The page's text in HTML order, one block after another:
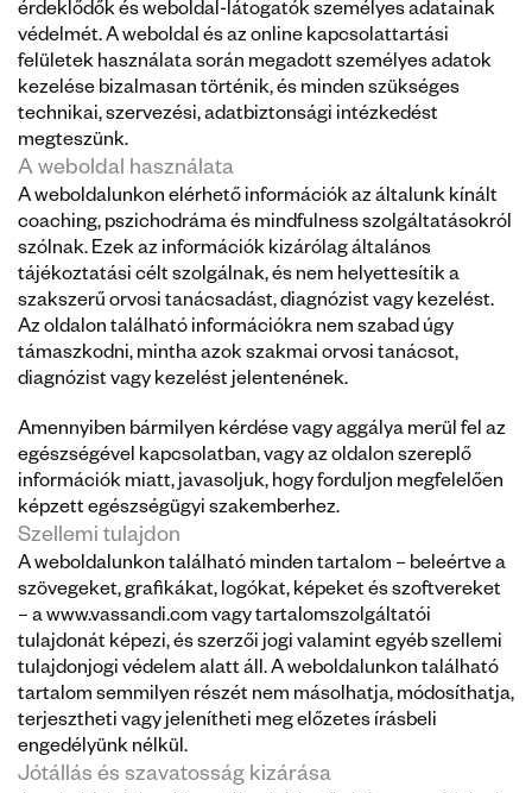
érdeklődők és weboldal-látogatók személyes adatainak
védelmét. A weboldal és az online kapcsolattartási
felületek használata során megadott személyes adatok
kezelése bizalmasan történik, és minden szükséges
technikai, szervezési, adatbiztonsági intézkedést
megteszünk.
A weboldal használata
A weboldalunkon elérhető információk az általunk kínált
coaching, pszichodráma és mindfulness szolgáltatásokról
szólnak. Ezek az információk kizárólag általános
tájékoztatási célt szolgálnak, és nem helyettesítik a
szakszerű orvosi tanácsadást, diagnózist vagy kezelést.
Az oldalon található információkra nem szabad úgy
támaszkodni, mintha azok szakmai orvosi tanácsot,
diagnózist vagy kezelést jelentenének.
Amennyiben bármilyen kérdése vagy aggálya merül fel az
egészségével kapcsolatban, vagy az oldalon szereplő
információk miatt, javasoljuk, hogy forduljon megfelelően
képzett egészségügyi szakemberhez.
Szellemi tulajdon
A weboldalunkon található minden tartalom – beleértve a
szövegeket, grafikákat, logókat, képeket és szoftvereket
– a www.vassandi.com vagy tartalomszolgáltatói
tulajdonát képezi, és szerzői jogi valamint egyéb szellemi
tulajdonjogi védelem alatt áll. A weboldalunkon található
tartalom semmilyen részét nem másolhatja, módosíthatja,
terjesztheti vagy jelenítheti meg előzetes írásbeli
engedélyünk nélkül.
Jótállás és szavatosság kizárása